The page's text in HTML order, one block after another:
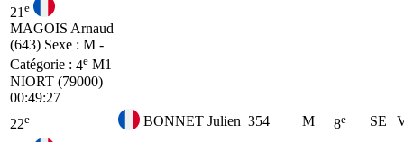
21 e
MAGOIS Arnaud
(643) Sexe : M -
Catégorie : 4e M1
NIORT (79000)
00:49:27
22e BONNET Julien 354 M 8e SE